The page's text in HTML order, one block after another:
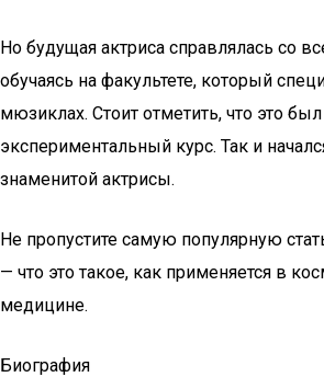
Но будущая актриса справлялась со
обучаясь на факультете, который
мюзиклах. Стоит отметить, что это был
экспериментальный курс. Так и
знаменитой актрисы.
Не пропустите самую популярную
— что это такое, как применяется в
медицине.
Биография